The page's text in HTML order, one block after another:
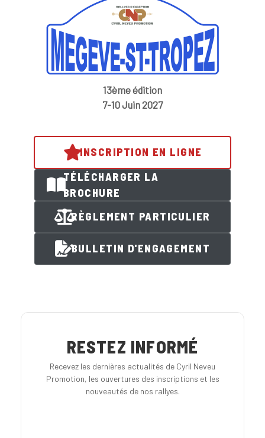
13ème édition
7-10 Juin 2027
INSCRIPTION EN LIGNE
TÉLÉCHARGER LA
BROCHURE
RÈGLEMENT PARTICULIER
BULLETIN D'ENGAGEMENT
RESTEZ INFORMÉ
Recevez les dernières actualités de Cyril Neveu
Promotion, les ouvertures des inscriptions et les
nouveautés de nos rallyes.